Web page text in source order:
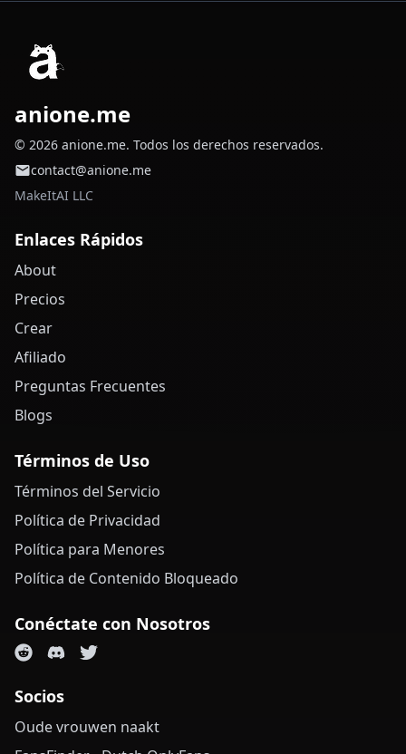
anione.me
© 2026 anione.me. Todos los derechos reservados.
contact@anione.me
MakeItAI LLC
Enlaces Rápidos
About
Precios
Crear
Afiliado
Preguntas Frecuentes
Blogs
Términos de Uso
Términos del Servicio
Política de Privacidad
Política para Menores
Política de Contenido Bloqueado
Conéctate con Nosotros
Socios
Oude vrouwen naakt